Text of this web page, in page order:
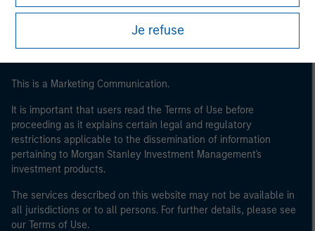
autorisée et réglementée, une compagnie d'assurance,
un organisme de placement collectif ou la société de
gestion de cet organisme, un fonds de pension ou la
dérivés sur matières premières ou un autre investisseur
institutionnel, qui devra être agréé(e) ou réglementé(e)
pour opérer sur les marchés financiers ; (b) une grande
entité remplissant au moins deux des critères de taille
suivants à l’échelle de la société : (I) un bilan total de
20 millions d'euros, (ii) un chiffre d’affaires net de
40 millions d'euros ou (iii) 2 millions d'euros de fonds
propres, entité agissant pour son propre compte ; ou (c)
un gouvernement national ou régional, y compris les
Je refuse
This is a Marketing Communication.
It is important that users read the Terms of Use before
proceeding as it explains certain legal and regulatory
restrictions applicable to the dissemination of information
pertaining to Morgan Stanley Investment Management's
investment products.
The services described on this website may not be available in
all jurisdictions or to all persons. For further details, please see
our Terms of Use.